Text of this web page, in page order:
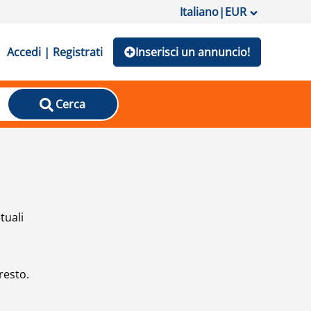
Italiano|EUR
Accedi | Registrati Inserisci un annuncio!
Cerca